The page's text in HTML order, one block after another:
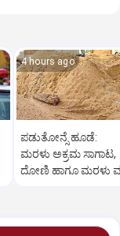
4 hours ago
ಪಡುತೋನ್ಸೆ ಹೂಡೆ:
ಮರಳು ಅಕ್ರಮ ಸಾಗಾಟ,
ದೋಣಿ ಹಾಗೂ ಮರಳು